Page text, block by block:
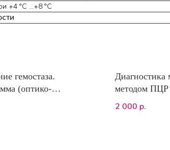
+4 °С ...+8 °С
гемостаза.
(оптико-
метод, Destiny plus)
методом
repens)
2 000 р.